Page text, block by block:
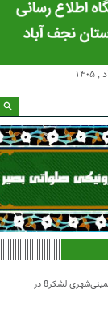
مصاحبۀ رزمندگان خمینی‌شهری لشکر8 در